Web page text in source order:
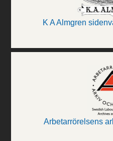
K A Almgren
Arbetarrörelsens